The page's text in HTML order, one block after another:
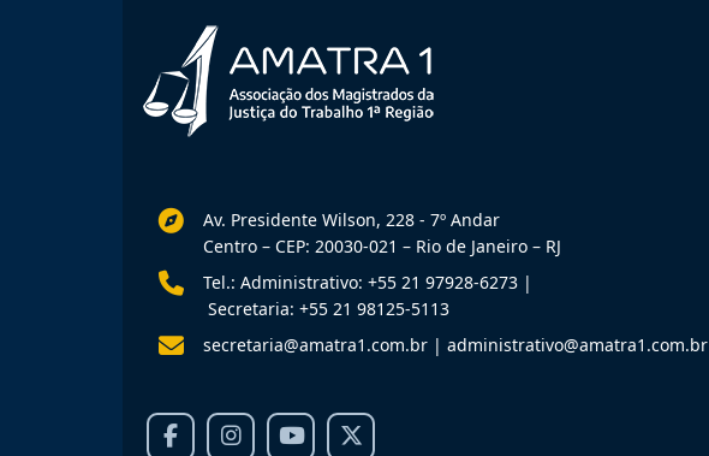
Av. Presidente Wilson, 228 - 7º Andar
Centro – CEP: 20030-021 – Rio de Janeiro – RJ
Tel.: Administrativo: +55 21 97928-6273 |
Secretaria: +55 21 98125-5113
secretaria@amatra1.com.br | administrativo@amatra1.com.br